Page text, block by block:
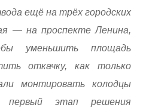
ещё на трёх городских
— на проспекте Ленина,
уменьшить площадь
откачку, как только
монтировать колодцы
этап решения